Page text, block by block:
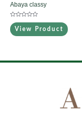
Abaya classy
Note
0
surView Product